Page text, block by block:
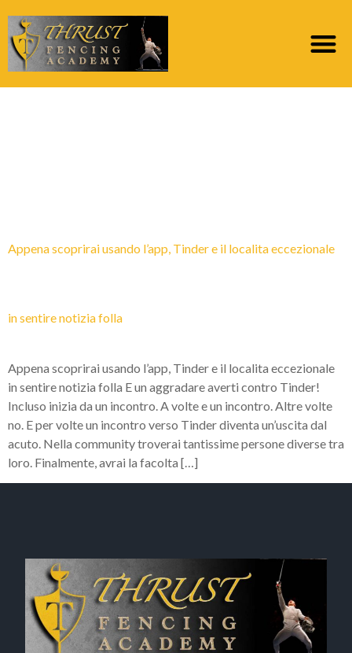
Appena scoprirai usando l’app, Tinder e il localita eccezionale
in sentire notizia folla
Appena scoprirai usando l’app, Tinder e il localita eccezionale
in sentire notizia folla E un aggradare averti contro Tinder!
Incluso inizia da un incontro. A volte e un incontro. Altre volte
no. E per volte un incontro verso Tinder diventa un’uscita dal
acuto. Nella community troverai tantissime persone diverse tra
loro. Finalmente, avrai la facolta […]